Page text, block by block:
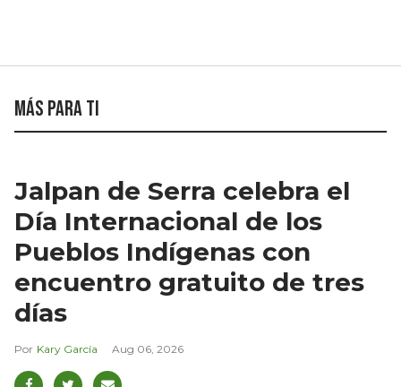
Más para ti
Jalpan de Serra celebra el
Día Internacional de los
Pueblos Indígenas con
encuentro gratuito de tres
días
Kary García Aug 06, 2026